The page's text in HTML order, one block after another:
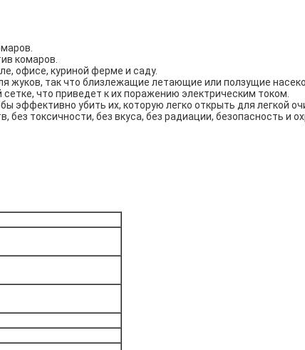
комаров.
офисе, куриной ферме и саду.
жуков, так что близлежащие летающие или ползущие
что приведет к их поражению электрическим током.
эффективно убить их, которую легко открыть для легкой
без токсичности, без вкуса, без радиации, безопасность и